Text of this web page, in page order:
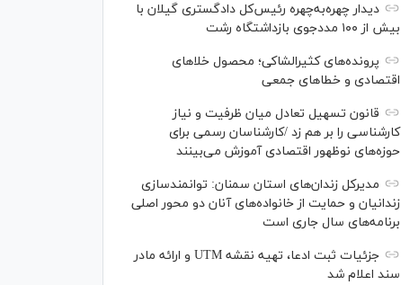
دیدار چهره‌به‌چهره رئیس‌کل دادگستری گیلان با
بیش از ۱۰۰ مددجوی بازداشتگاه رشت
پرونده‌های کثیرالشاکی؛ محصول خلا‌های
اقتصادی و خطا‌های جمعی
قانون تسهیل تعادل میان ظرفیت و نیاز
کارشناسی را بر هم زد /کارشناسان رسمی برای
حوزه‌های نوظهور اقتصادی آموزش می‌بینند
مدیرکل زندان‌های استان سمنان: توانمندسازی
زندانیان و حمایت از خانواده‌های آنان دو محور اصلی
برنامه‌های سال جاری است
جزئیات ثبت ادعا، تهیه نقشه UTM و ارائه مادر
سند اعلام شد